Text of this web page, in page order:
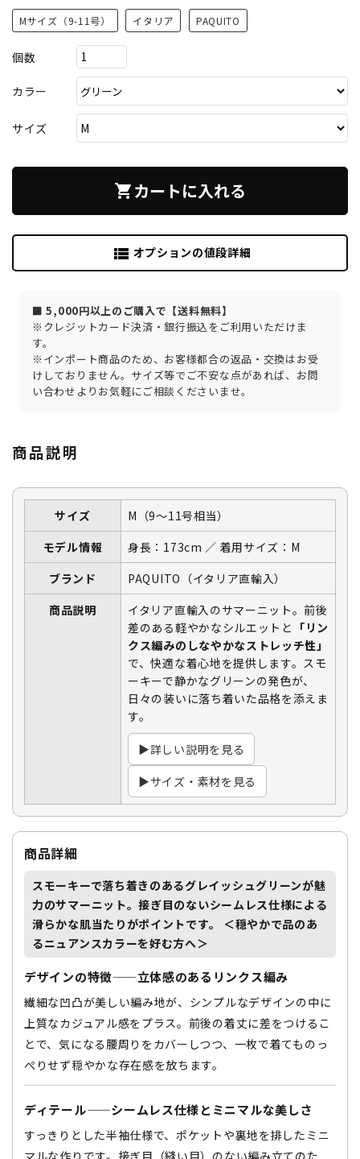
Mサイズ（9-11号） イタリア PAQUITO
個数
カラー
サイズ
shopping_cart カートに入れる
view_list オプションの値段詳細
■ 5,000円以上のご購入で【送料無料】
※クレジットカード決済・銀行振込をご利用いただけま
す。
※インポート商品のため、お客様都合の返品・交換はお受
けしておりません。サイズ等でご不安な点があれば、お問
い合わせよりお気軽にご相談くださいませ。
商品説明
サイズ
M（9〜11号相当）
モデル情報
身長：173cm ／ 着用サイズ：M
ブランド
PAQUITO（イタリア直輸入）
商品説明
イタリア直輸入のサマーニット。前後
差のある軽やかなシルエットと 「リン
クス編みのしなやかなストレッチ性」
で、快適な着心地を提供します。スモ
ーキーで静かなグリーンの発色が、
日々の装いに落ち着いた品格を添えま
す。
▶詳しい説明を見る
▶サイズ・素材を見る
商品詳細
スモーキーで落ち着きのあるグレイッシュグリーンが魅
力のサマーニット。接ぎ目のないシームレス仕様による
滑らかな肌当たり がポイントです。 ＜穏やかで品のあ
るニュアンスカラーを好む方へ＞
デザインの特徴——立体感のあるリンクス編み
繊細な凹凸が美しい編み地が、シンプルなデザインの中に
上質なカジュアル感をプラス。前後の着丈に差をつけるこ
とで、気になる腰周りをカバーしつつ、一枚で着てものっ
ぺりせず穏やかな存在感を放ちます。
ディテール——シームレス仕様とミニマルな美しさ
すっきりとした半袖仕様で、ポケットや裏地を排したミニ